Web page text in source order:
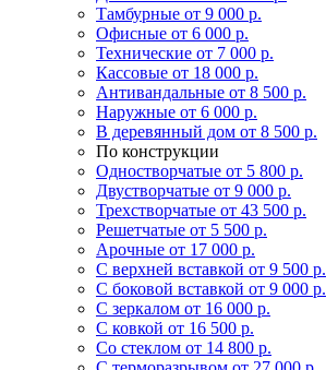
Тамбурные от 9 000 р.
Офисные от 6 000 р.
Технические от 7 000 р.
Кассовые от 18 000 р.
Антивандальные от 8 500 р.
Наружные от 6 000 р.
В деревянный дом от 8 500 р.
По конструкции
Одностворчатые от 5 800 р.
Двустворчатые от 9 000 р.
Трехстворчатые от 43 500 р.
Решетчатые от 5 500 р.
Арочные от 17 000 р.
С верхней вставкой от 9 500 р.
С боковой вставкой от 9 000 р.
С зеркалом от 16 000 р.
С ковкой от 16 500 р.
Со стеклом от 14 800 р.